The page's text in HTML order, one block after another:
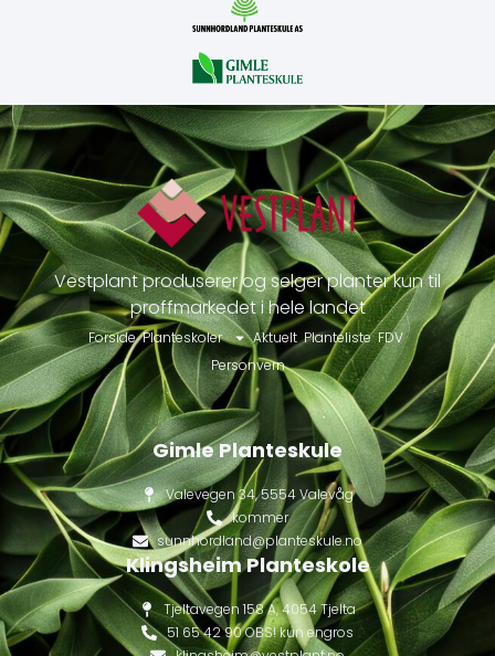
Vestplant produserer og selger planter kun til
proffmarkedet i hele landet
Forside Planteskoler Aktuelt Planteliste FDV
Personvern
Gimle Planteskule
Valevegen 34, 5554 Valevåg
kommer
sunnhordland@planteskule.no
Klingsheim Planteskole
Tjeltavegen 158 A, 4054 Tjelta
51 65 42 90 OBS! kun engros